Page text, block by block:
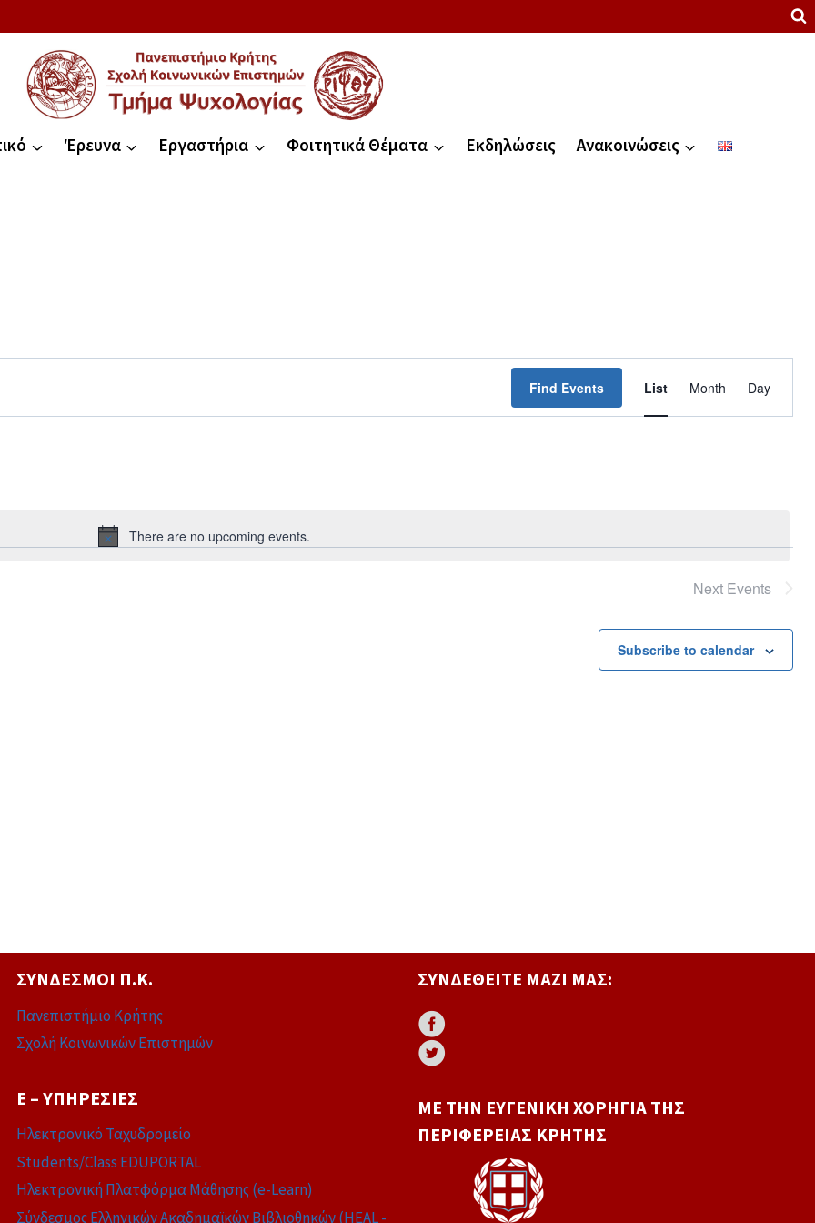
Έρευνα Εργαστήρια Φοιτητικά Θέματα Εκδηλώσεις Ανακοινώσεις
Notice
There are no upcoming events.
Find Events
Event
Views
List Month Day
Next Events
Subscribe to calendar
ΣΎΝΔΕΣΜΟΙ Π.Κ.
Πανεπιστήμιο Κρήτης
Σχολή Κοινωνικών Επιστημών
E – ΥΠΗΡΕΣΊΕΣ
Ηλεκτρονικό Ταχυδρομείο
Students/Class EDUPORTAL
Ηλεκτρονική Πλατφόρμα Μάθησης (e-Learn)
Σύνδεσμος Ελληνικών Ακαδημαϊκών Βιβλιοθηκών (HEAL -
ΣΥΝΔΕΘΕΊΤΕ ΜΑΖΊ ΜΑΣ:
ΜΕ ΤΗΝ ΕΥΓΕΝΙΚΉ ΧΟΡΗΓΊΑ ΤΗΣ
ΠΕΡΙΦΈΡΕΙΑΣ ΚΡΉΤΗΣ